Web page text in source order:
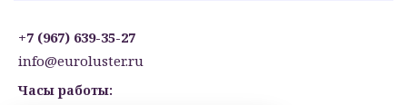
+7 (967) 639-35-27
info@euroluster.ru
Часы работы: